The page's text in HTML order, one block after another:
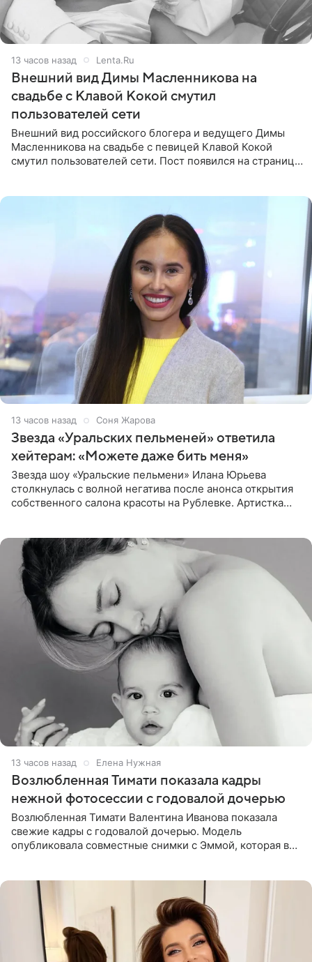
13 часов назад Lenta.Ru
Внешний вид Димы Масленникова на
свадьбе с Клавой Кокой смутил
пользователей сети
Внешний вид российского блогера и ведущего Димы
Масленникова на свадьбе с певицей Клавой Кокой
смутил пользователей сети. Пост появился на странице
13 часов назад Соня Жарова
Звезда «Уральских пельменей» ответила
хейтерам: «Можете даже бить меня»
Звезда шоу «Уральские пельмени» Илана Юрьева
столкнулась с волной негатива после анонса открытия
собственного салона красоты на Рублевке. Артистка
13 часов назад Елена Нужная
Возлюбленная Тимати показала кадры
нежной фотосессии с годовалой дочерью
Возлюбленная Тимати Валентина Иванова показала
свежие кадры с годовалой дочерью. Модель
опубликовала совместные снимки с Эммой, которая в